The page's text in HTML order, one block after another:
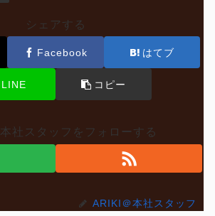
シェアする
Facebook はてブ
LINE コピー
社スタッフをフォローする
ARIKI＠本社スタッフ